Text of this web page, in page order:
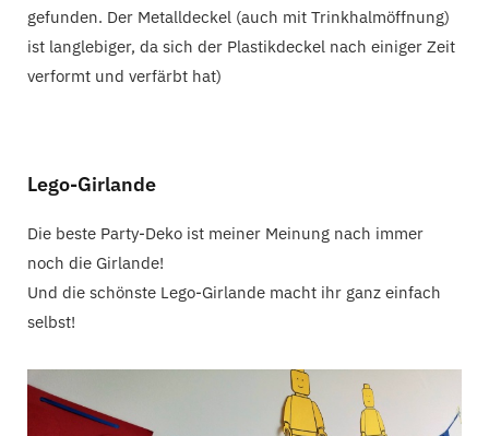
gefunden. Der Metalldeckel (auch mit Trinkhalmöffnung)
ist langlebiger, da sich der Plastikdeckel nach einiger Zeit
verformt und verfärbt hat)
Lego-Girlande
Die beste Party-Deko ist meiner Meinung nach immer
noch die Girlande!
Und die schönste Lego-Girlande macht ihr ganz einfach
selbst!